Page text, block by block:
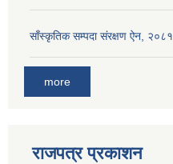
साँस्कृतिक सम्पदा संरक्षण ऐन, २०८१
more
राजपत्र प्रकाशन